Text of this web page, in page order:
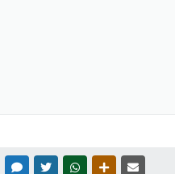
FACEBOOKMESSENGER
TWITTERWHATSAPPOUTRAS MÍDIAS